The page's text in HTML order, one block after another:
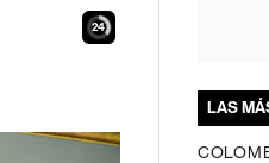
23
LAS